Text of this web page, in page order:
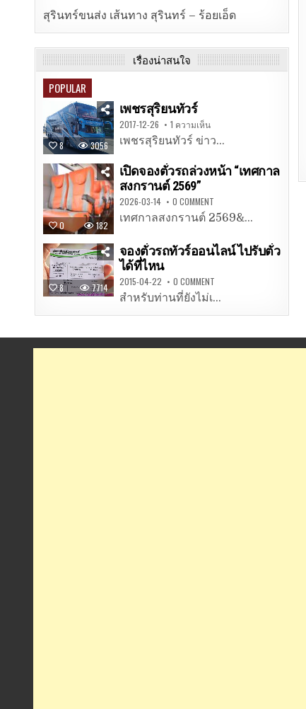
สุรินทร์ขนส่ง เส้นทาง สุรินทร์ – ร้อยเอ็ด
เรื่องน่าสนใจ
POPULAR
8 3056
เพชรสุริยนทัวร์
2017-12-26 1 ความเห็น
เพชรสุริยนทัวร์ ข่าว...
0 182
เปิดจองตั๋วรถล่วงหน้า “เทศกาล
สงกรานต์ 2569”
2026-03-14 0 COMMENT
เทศกาลสงกรานต์ 2569&...
8 7714
จองตั๋วรถทัวร์ออนไลน์ ไปรับตั๋ว
ได้ที่ไหน
2015-04-22 0 COMMENT
สำหรับท่านที่ยังไม่เ...